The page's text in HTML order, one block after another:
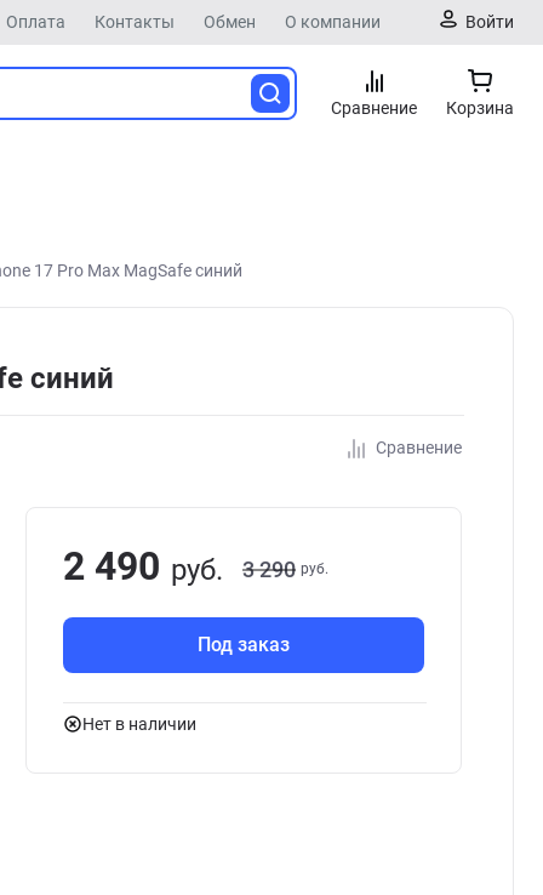
Оплата Контакты Обмен О компании Войти
Сравнение Корзина
17 Pro Max MagSafe синий
синий
Сравнение
2 490 руб. 3 290 руб.
Под заказ
Нет в наличии